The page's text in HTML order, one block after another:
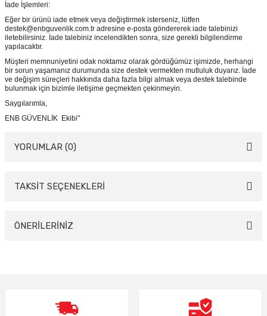
İade İşlemleri:
Eğer bir ürünü iade etmek veya değiştirmek isterseniz, lütfen
destek@enbguvenlik.com.tr adresine e-posta göndererek iade talebinizi
iletebilirsiniz. İade talebiniz incelendikten sonra, size gerekli bilgilendirme
yapılacaktır.
Müşteri memnuniyetini odak noktamız olarak gördüğümüz işimizde, herhangi
bir sorun yaşamanız durumunda size destek vermekten mutluluk duyarız. İade
ve değişim süreçleri hakkında daha fazla bilgi almak veya destek talebinde
bulunmak için bizimle iletişime geçmekten çekinmeyin.
Saygılarımla,
ENB GÜVENLİK Ekibi"
YORUMLAR (0)
Bu ürüne ilk yorumu siz yapın!
TAKSİT SEÇENEKLERİ
ÖNERİLERİNİZ
Ürün resmi kalitesiz, bozuk veya görüntülenemiyor.